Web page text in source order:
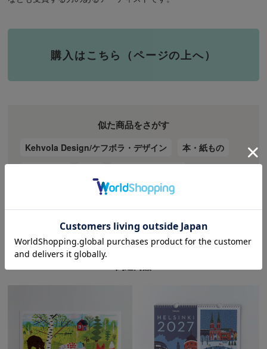
購入はこちら（ページの上へ）
似た商品をさがす
Kehvola Design/ケフボラ・デザイン
本・紙もの
3,000円～4,999円